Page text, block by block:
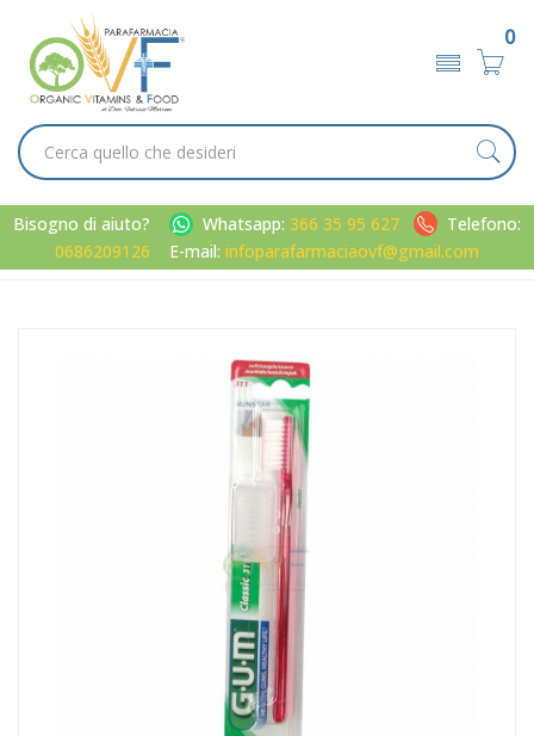
0
Bisogno di aiuto? Whatsapp: 366 35 95 627
Telefono:
0686209126
E-mail: infoparafarmaciaovf@gmail.com
Morbido Slender